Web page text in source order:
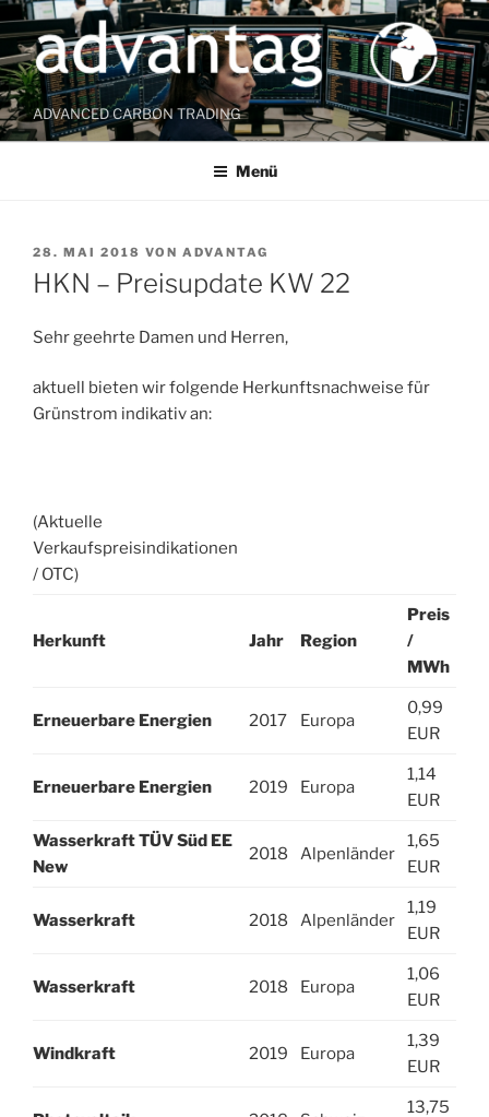
Zum
Inhalt
springen
ADVANCED CARBON TRADING
Menü
VERÖFFENTLICHT
AM
28. MAI 2018 VON ADVANTAG
HKN – Preisupdate KW 22
Sehr geehrte Damen und Herren,
aktuell bieten wir folgende Herkunftsnachweise für
Grünstrom indikativ an:
(Aktuelle
Verkaufspreisindikationen
/ OTC)
Herkunft Jahr Region
Preis
/
MWh
Erneuerbare Energien 2017 Europa
0,99
EUR
Erneuerbare Energien 2019 Europa
1,14
EUR
Wasserkraft TÜV Süd EE
New
2018 Alpenländer
1,65
EUR
Wasserkraft 2018 Alpenländer
1,19
EUR
Wasserkraft 2018 Europa
1,06
EUR
Windkraft 2019 Europa
1,39
EUR
13,75